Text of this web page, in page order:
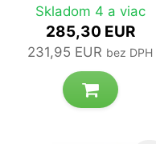
Skladom 4 a viac
285,30 EUR
231,95 EUR bez DPH